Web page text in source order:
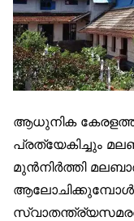
ആധുനിക
പ്രത്യേകിച്ചും
മുൻനിർത്തി